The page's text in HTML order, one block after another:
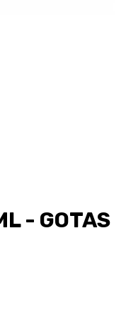
- GOTAS